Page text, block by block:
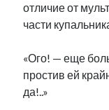
отличие от
части
«Ого! — еще
простив ей
да!..»